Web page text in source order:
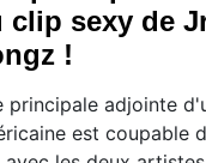
clip sexy de
!
principale adjointe
est coupable